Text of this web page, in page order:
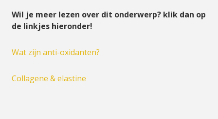
Wil je meer lezen over dit onderwerp? klik dan op
de linkjes hieronder!
Wat zijn anti-oxidanten?
Collagene & elastine